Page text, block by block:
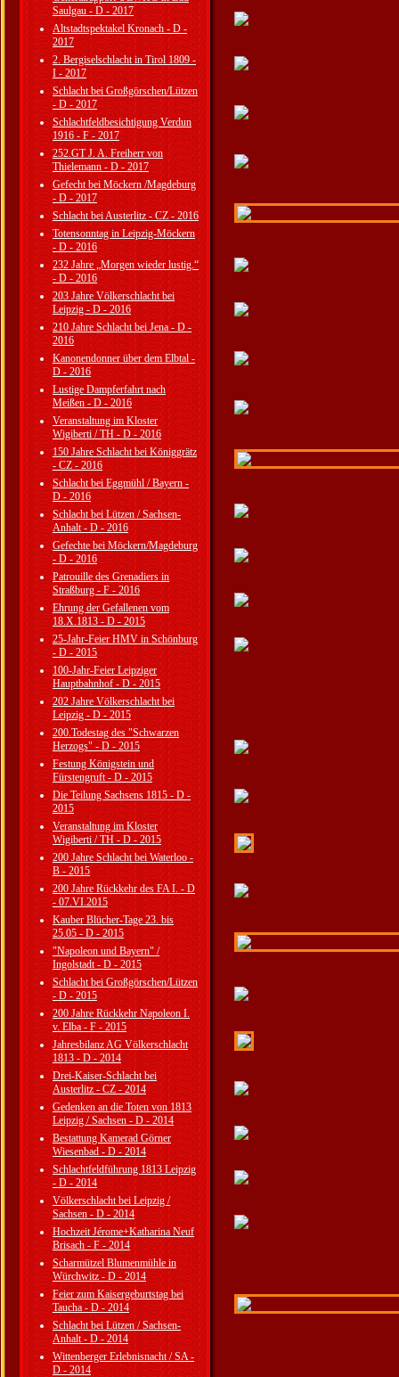
Saulgau - D - 2017
Altstadtspektakel Kronach - D -
2017
2. Bergiselschlacht in Tirol 1809 -
I - 2017
Schlacht bei Großgörschen/Lützen
- D - 2017
Schlachtfeldbesichtigung Verdun
1916 - F - 2017
252.GT J. A. Freiherr von
Thielemann - D - 2017
Gefecht bei Möckern /Magdeburg
- D - 2017
Schlacht bei Austerlitz - CZ - 2016
Totensonntag in Leipzig-Möckern
- D - 2016
232 Jahre „Morgen wieder lustig.“
- D - 2016
203 Jahre Völkerschlacht bei
Leipzig - D - 2016
210 Jahre Schlacht bei Jena - D -
2016
Kanonendonner über dem Elbtal -
D - 2016
Lustige Dampferfahrt nach
Meißen - D - 2016
Veranstaltung im Kloster
Wigiberti / TH - D - 2016
150 Jahre Schlacht bei Königgrätz
- CZ - 2016
Schlacht bei Eggmühl / Bayern -
D - 2016
Schlacht bei Lützen / Sachsen-
Anhalt - D - 2016
Gefechte bei Möckern/Magdeburg
- D - 2016
Patrouille des Grenadiers in
Straßburg - F - 2016
Ehrung der Gefallenen vom
18.X.1813 - D - 2015
25-Jahr-Feier HMV in Schönburg
- D - 2015
100-Jahr-Feier Leipziger
Hauptbahnhof - D - 2015
202 Jahre Völkerschlacht bei
Leipzig - D - 2015
200.Todestag des "Schwarzen
Herzogs" - D - 2015
Festung Königstein und
Fürstengruft - D - 2015
Die Teilung Sachsens 1815 - D -
2015
Veranstaltung im Kloster
Wigiberti / TH - D - 2015
200 Jahre Schlacht bei Waterloo -
B - 2015
200 Jahre Rückkehr des FA I. - D
- 07.VI.2015
Kauber Blücher-Tage 23. bis
25.05 - D - 2015
"Napoleon und Bayern" /
Ingolstadt - D - 2015
Schlacht bei Großgörschen/Lützen
- D - 2015
200 Jahre Rückkehr Napoleon I.
v. Elba - F - 2015
Jahresbilanz AG Völkerschlacht
1813 - D - 2014
Drei-Kaiser-Schlacht bei
Austerlitz - CZ - 2014
Gedenken an die Toten von 1813
Leipzig / Sachsen - D - 2014
Bestattung Kamerad Görner
Wiesenbad - D - 2014
Schlachtfeldführung 1813 Leipzig
- D - 2014
Völkerschlacht bei Leipzig /
Sachsen - D - 2014
Hochzeit Jérome+Katharina Neuf
Brisach - F - 2014
Scharmützel Blumenmühle in
Würchwitz - D - 2014
Feier zum Kaisergeburtstag bei
Taucha - D - 2014
Schlacht bei Lützen / Sachsen-
Anhalt - D - 2014
Wittenberger Erlebnisnacht / SA -
D - 2014